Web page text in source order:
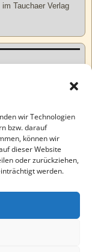
wir Technologien
bzw. darauf
können wir
dieser Website
oder zurückziehen,
werden.
Tauchaer Verlag